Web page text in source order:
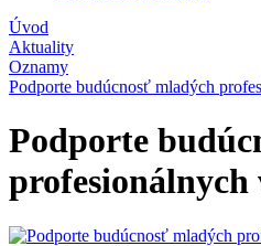
Úvod
Aktuality
Oznamy
Podporte budúcnosť mladých
Podporte
profesionálnych